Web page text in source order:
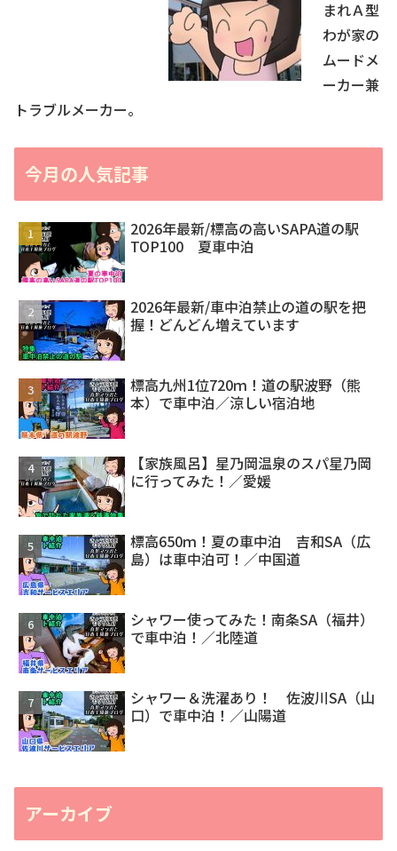
まれＡ型
わが家の
ムードメ
ーカー兼
トラブルメーカー。
今月の人気記事
2026年最新/標高の高いSAPA道の駅
TOP100 夏車中泊
2026年最新/車中泊禁止の道の駅を把
握！どんどん増えています
標高九州1位720ｍ！道の駅波野（熊
本）で車中泊／涼しい宿泊地
【家族風呂】星乃岡温泉のスパ星乃岡
に行ってみた！／愛媛
標高650ｍ！夏の車中泊 吉和SA（広
島）は車中泊可！／中国道
シャワー使ってみた！南条SA（福井）
で車中泊！／北陸道
シャワー＆洗濯あり！ 佐波川SA（山
口）で車中泊！／山陽道
アーカイブ